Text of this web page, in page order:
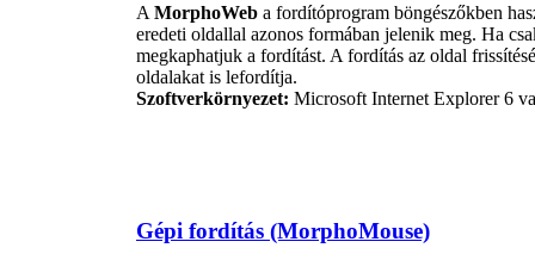
A MorphoWeb a fordítóprogram böngészőkben
eredeti oldallal azonos formában jelenik meg. Ha
megkaphatjuk a fordítást. A fordítás az oldal
oldalakat is lefordítja.
Szoftverkörnyezet: Microsoft Internet Explorer 6
Gépi fordítás (MorphoMouse)